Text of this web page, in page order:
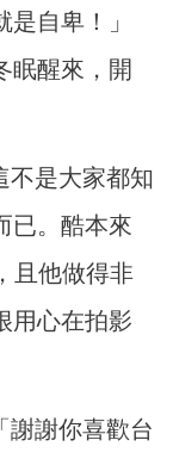
自卑！」
眠醒來，開
不是大家都知
已。酷本來
，且他做得非
用心在拍影
謝謝你喜歡台